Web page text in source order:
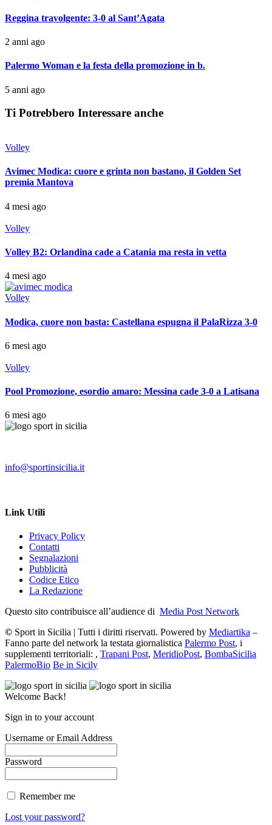
Reggina travolgente: 3-0 al Sant’Agata
2 anni ago
Palermo Woman e la festa della promozione in b.
5 anni ago
Ti Potrebbero Interessare anche
Volley
Avimec Modica: cuore e grinta non bastano, il Golden Set
premia Mantova
4 mesi ago
Volley
Volley B2: Orlandina cade a Catania ma resta in vetta
4 mesi ago
Volley
Modica, cuore non basta: Castellana espugna il PalaRizza 3-0
6 mesi ago
Volley
Pool Promozione, esordio amaro: Messina cade 3-0 a Latisana
6 mesi ago
info@sportinsicilia.it
Link Utili
Privacy Policy
Contatti
Segnalazioni
Pubblicità
Codice Etico
La Redazione
Questo sito contribuisce all’audience di Media Post Network
© Sport in Sicilia | Tutti i diritti riservati. Powered by Mediartika –
Fanno parte del network la testata giornalistica Palermo Post, i
supplementi territoriali: , Trapani Post, MeridioPost, BombaSicilia
PalermoBio Be in Sicily
Welcome Back!
Sign in to your account
Username or Email Address
Password
Remember me
Lost your password?